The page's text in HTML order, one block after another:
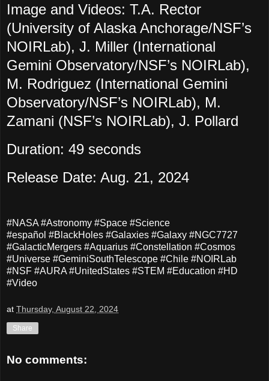
Image and Videos: T.A. Rector
(University of Alaska Anchorage/NSF’s
NOIRLab), J. Miller (International
Gemini Observatory/NSF’s NOIRLab),
M. Rodriguez (International Gemini
Observatory/NSF’s NOIRLab), M.
Zamani (NSF’s NOIRLab), J. Pollard
Duration: 49 seconds
Release Date: Aug. 21, 2024
#NASA #Astronomy #Space #Science
#español #BlackHoles #Galaxies #Galaxy #NGC7727
#GalacticMergers #Aquarius #Constellation #Cosmos
#Universe #GeminiSouthTelescope #Chile #NOIRLab
#NSF #AURA #UnitedStates #STEM #Education #HD
#Video
at Thursday, August 22, 2024
Share
No comments: